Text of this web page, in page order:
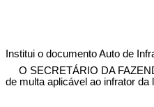
Institui o documento Auto de
O SECRETÁRIO DA
de multa aplicável ao infrator